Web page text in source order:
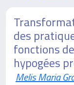
des
fonctions
hypogées
Melis Maria